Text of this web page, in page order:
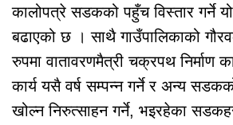
कालोपत्रे सडकको पहुँच विस्तार गर्ने
बढाएको छ । साथै गाउँपालिकाको
रुपमा वातावरणमैत्री चक्रपथ निर्माण
कार्य यसै वर्ष सम्पन्न गर्ने र अन्य
खोल्न निरुत्साहन गर्ने, भइरहेका